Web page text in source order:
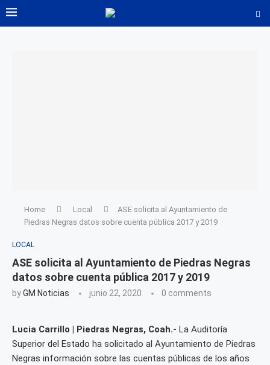
Home Local
ASE solicita al Ayuntamiento de
Piedras Negras datos sobre cuenta pública 2017 y 2019
LOCAL
ASE solicita al Ayuntamiento de Piedras Negras
datos sobre cuenta pública 2017 y 2019
byGM Noticias junio 22, 2020 0 comments
Lucia Carrillo | Piedras Negras, Coah.- La Auditoría
Superior del Estado ha solicitado al Ayuntamiento de Piedras
Negras información sobre las cuentas públicas de los años